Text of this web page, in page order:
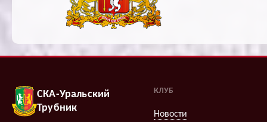
СКА-Уральский
Трубник
КЛУБ
Новости